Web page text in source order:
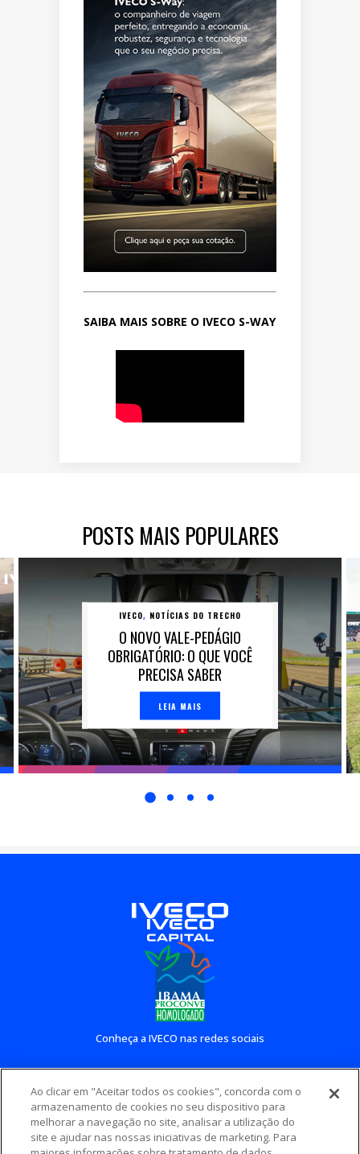
SAIBA MAIS SOBRE O IVECO S-WAY
POSTS MAIS POPULARES
IVECO, NOTÍCIAS DO TRECHO
O NOVO VALE-PEDÁGIO
OBRIGATÓRIO: O QUE VOCÊ
PRECISA SABER
LEIA MAIS
Conheça a IVECO nas redes sociais
Conheça outros sites IVECO
Ao clicar em "Aceitar todos os cookies", concorda com o
armazenamento de cookies no seu dispositivo para
melhorar a navegação no site, analisar a utilização do
site e ajudar nas nossas iniciativas de marketing. Para